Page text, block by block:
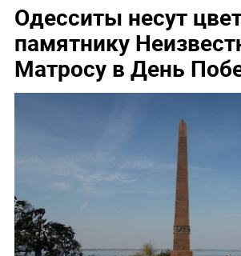
Одесситы несут
памятнику
Матросу в День